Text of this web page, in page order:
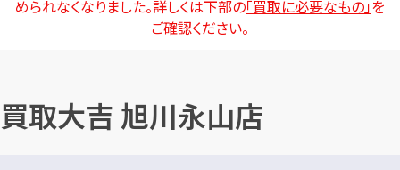
められなくなりました。詳しくは下部の「買取に必要なもの」を
ご確認ください。
買取大吉 旭川永山店